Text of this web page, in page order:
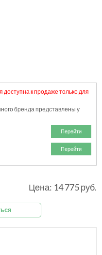
к продаже только для
бренда представлены у
Перейти
Перейти
Цена: 14 775 руб.